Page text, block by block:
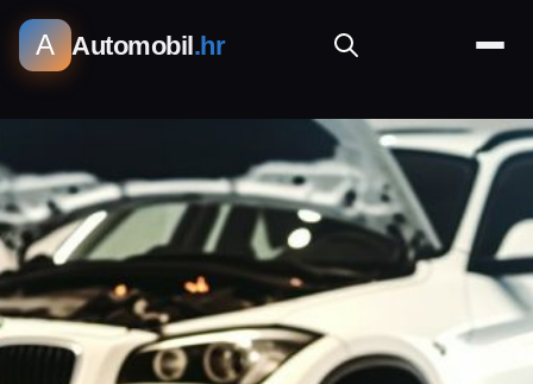
A Automobil.hr